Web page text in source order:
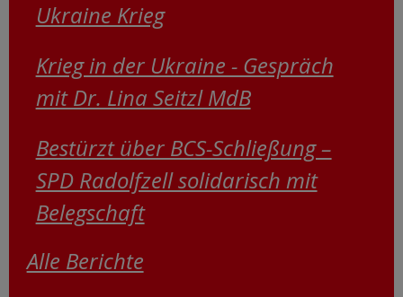
Ukraine Krieg
Krieg in der Ukraine - Gespräch
mit Dr. Lina Seitzl MdB
Bestürzt über BCS-Schließung –
SPD Radolfzell solidarisch mit
Belegschaft
Alle Berichte